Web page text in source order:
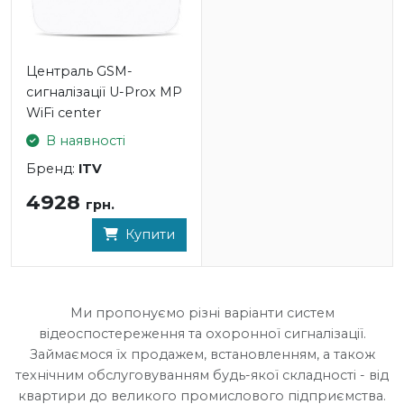
- Груп охорони: 30
- Бездротових пристроїв в системі: 200
датчиків: 99
- брелоків: 60
- Користувачів: 60
- Бездротовий інтерфейс ISM, до 2000м: 868.0... 868.6
детектування саботажу: +
- захищений двосторонній зв'язок: ключ - 256 біт
- Зв'язок
Централь GSM-
сигналізації U-Prox MP
WiFi center
В наявності
Бренд: ITV
4928 грн.
Купити
Ми пропонуємо різні варіанти систем
відеоспостереження та охоронної сигналізації.
Займаємося їх продажем, встановленням, а також
технічним обслуговуванням будь-якої складності - від
квартири до великого промислового підприємства.